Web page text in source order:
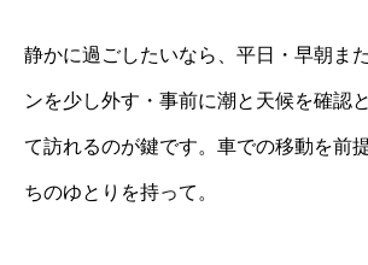
静かに過ごしたいなら、平日・早朝ま
ンを少し外す・事前に潮と天候を確認
て訪れるのが鍵です。車での移動を前
ちのゆとりを持って。